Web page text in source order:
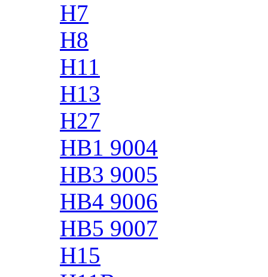
H7
H8
H11
H13
H27
HB1 9004
HB3 9005
HB4 9006
HB5 9007
H15